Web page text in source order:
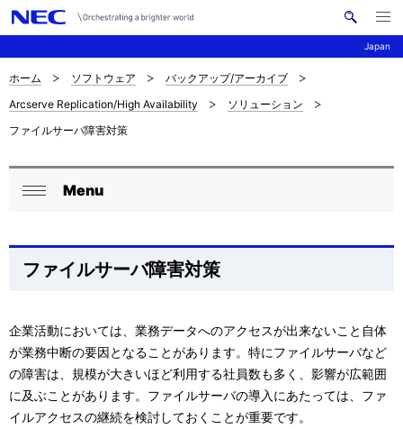
Japan
イ
メ
ニ
ュ
ナ
ビ
ー
ン
サ
イ
内
現
在
置
を
表
ホーム ソフトウェア
バックアップ/アーカイブ
Arcserve Replication/High Availability
ソリューション
ファイルサーバ障害対策
ロ
カ
ナ
ビ
ゲ
Menu
ファイルサーバ障害対策
企業活動においては、業務データへのアクセスが出来ないこと自体
が業務中断の要因となることがあります。特にファイルサーバなど
の障害は、規模が大きいほど利用する社員数も多く、影響が広範囲
に及ぶことがあります。ファイルサーバの導入にあたっては、ファ
イルアクセスの継続を検討しておくことが重要です。